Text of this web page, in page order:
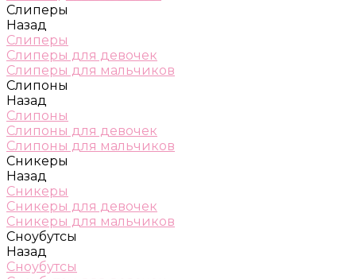
Слиперы
Назад
Слиперы
Слиперы для девочек
Слиперы для мальчиков
Слипоны
Назад
Слипоны
Слипоны для девочек
Слипоны для мальчиков
Сникеры
Назад
Сникеры
Сникеры для девочек
Сникеры для мальчиков
Сноубутсы
Назад
Сноубутсы